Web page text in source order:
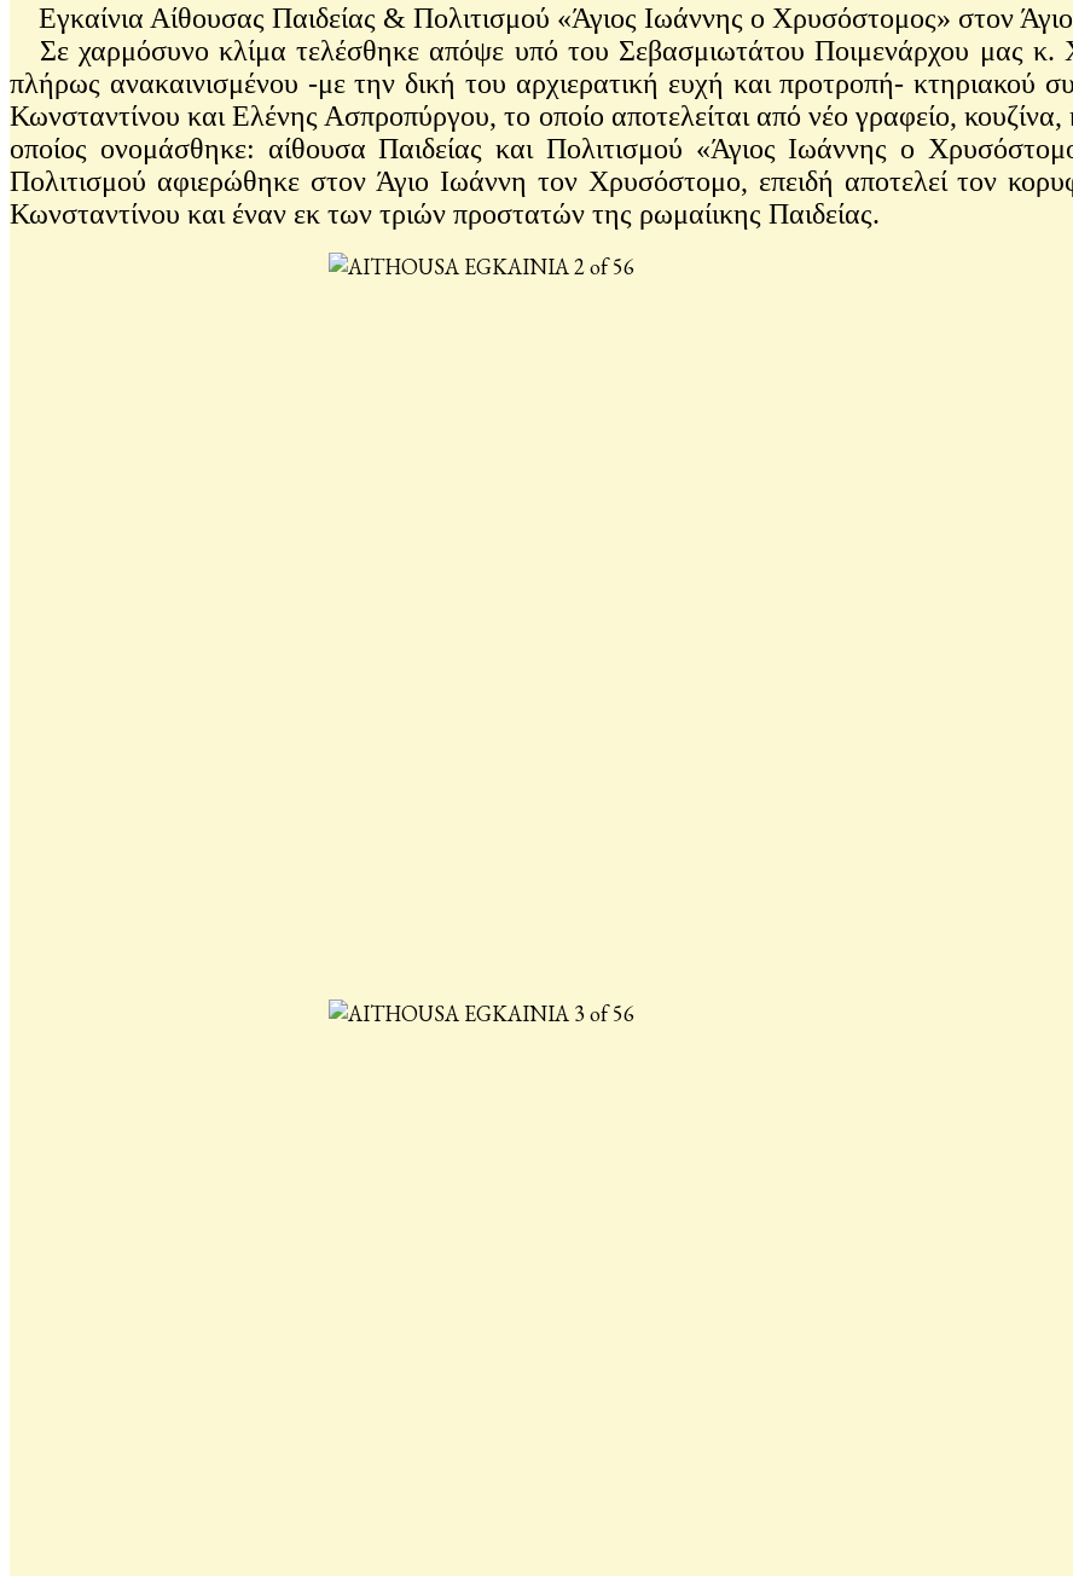
Εγκαίνια Αίθουσας Παιδείας & Πολιτισμού «Άγιος Ιωάννης ο Χρυσόστομος» στον
Σε χαρμόσυνο κλίμα τελέσθηκε απόψε υπό του Σεβασμιωτάτου Ποιμενάρχου μας κ.
πλήρως ανακαινισμένου -με την δική του αρχιερατική ευχή και προτροπή- κτηριακού
Κωνσταντίνου και Ελένης Ασπροπύργου, το οποίο αποτελείται από νέο γραφείο,
οποίος ονομάσθηκε: αίθουσα Παιδείας και Πολιτισμού «Άγιος Ιωάννης ο
Πολιτισμού αφιερώθηκε στον Άγιο Ιωάννη τον Χρυσόστομο, επειδή αποτελεί τον
Κωνσταντίνου και έναν εκ των τριών προστατών της ρωμαίικης Παιδείας.